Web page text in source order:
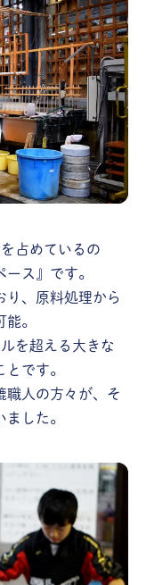
占めているの
ス』です。
り、原料処理から
。
を超える大きな
です。
職人の方々が、そ
した。